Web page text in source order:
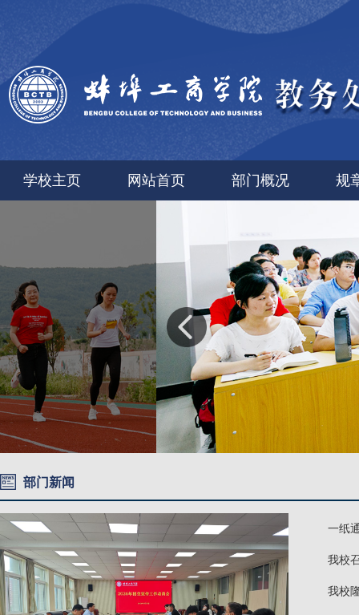
学校主页 网站首页 部门概况 规
部门新闻
一纸
我校
我校